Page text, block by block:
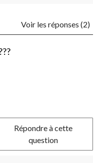
Voir les réponses (2)
Répondre à cette
question